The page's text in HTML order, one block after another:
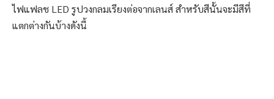
ไฟแฟลช LED รูปวงกลมเรียงต่อจากเลนส์ สำหรับสีนั้นจะมีสีที่
แตกต่างกันบ้างดังนี้